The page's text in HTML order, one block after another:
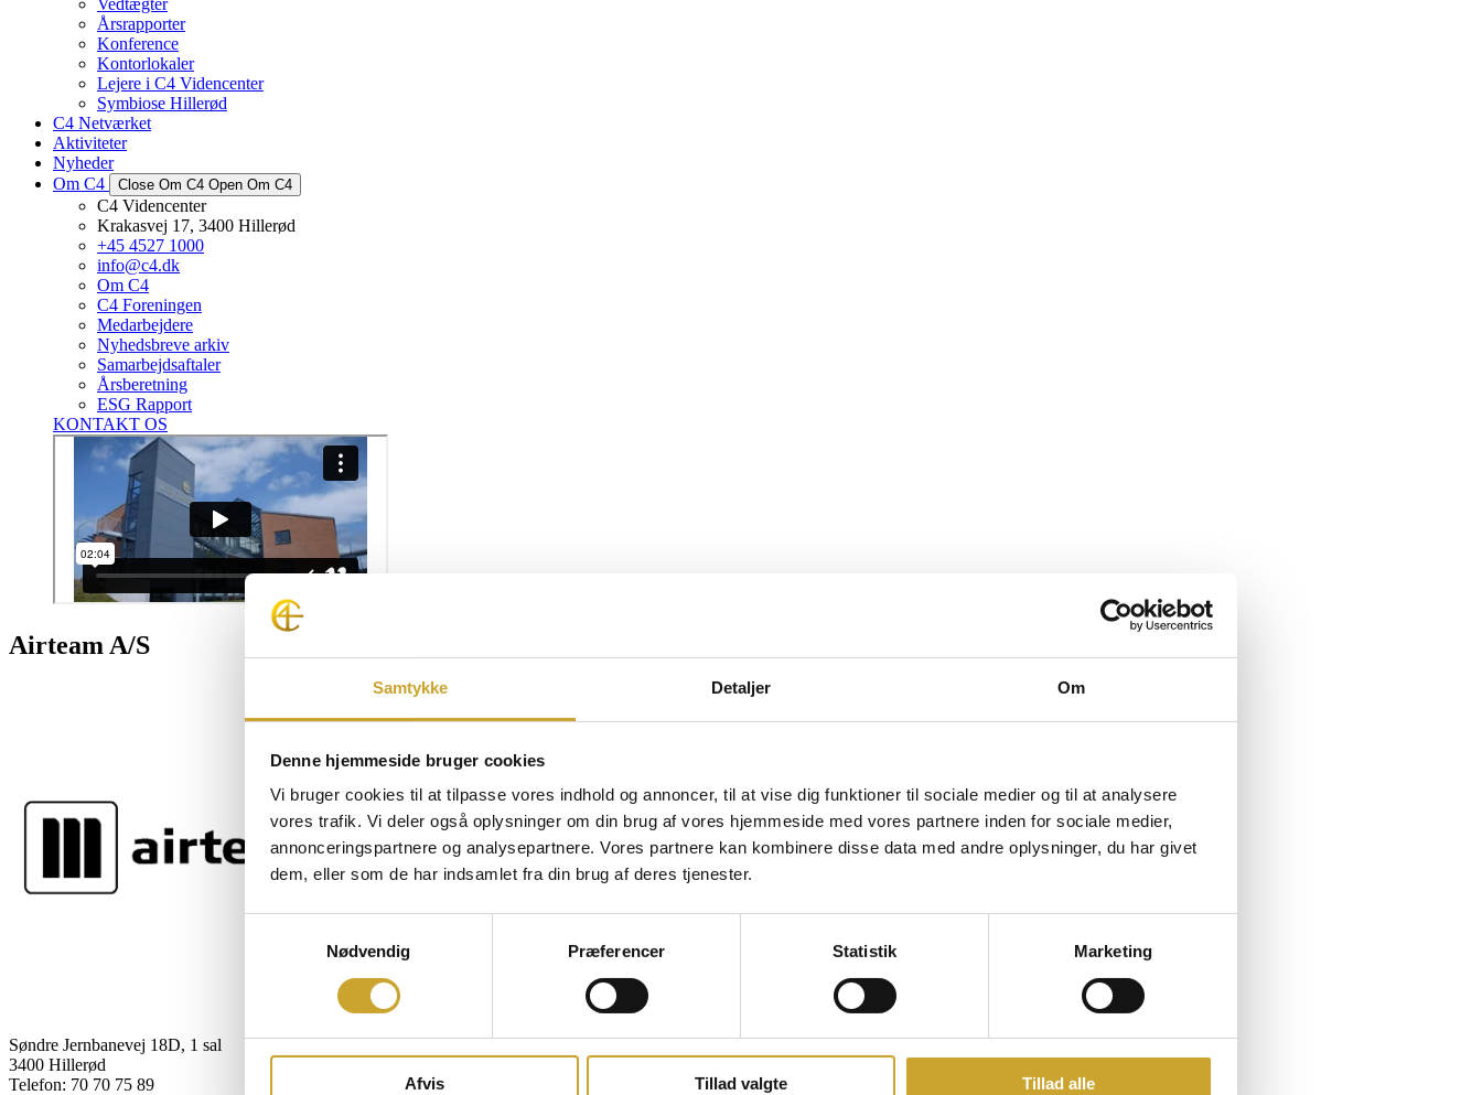
Samtykke Detaljer Om
Denne hjemmeside bruger cookies
Vi bruger cookies til at tilpasse vores indhold og annoncer, til at vise dig funktioner til sociale medier og til at analysere
vores trafik. Vi deler også oplysninger om din brug af vores hjemmeside med vores partnere inden for sociale medier,
annonceringspartnere og analysepartnere. Vores partnere kan kombinere disse data med andre oplysninger, du har givet
dem, eller som de har indsamlet fra din brug af deres tjenester.
Nødvendig
Præferencer Statistik Marketing
Afvis Tillad valgte Tillad alle
Vedtægter
Årsrapporter
Konference
Kontorlokaler
Lejere i C4 Videncenter
Symbiose Hillerød
C4 Netværket
Aktiviteter
Nyheder
Om C4
Close Om C4 Open Om C4
C4 Videncenter
Krakasvej 17, 3400 Hillerød
+45 4527 1000
info@c4.dk
Om C4
C4 Foreningen
Medarbejdere
Nyhedsbreve arkiv
Samarbejdsaftaler
Årsberetning
ESG Rapport
KONTAKT OS
Airteam A/S
Søndre Jernbanevej 18D, 1 sal
3400 Hillerød
Telefon: 70 70 75 89